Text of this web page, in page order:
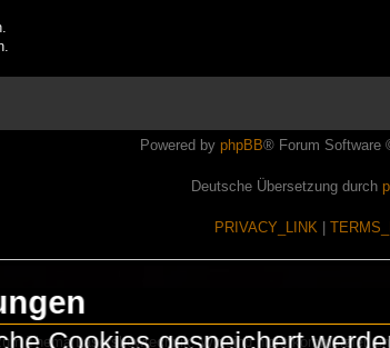
Powered by phpBB® Forum Software
Deutsche Übersetzung durch
PRIVACY_LINK
Thema Lasershowtechnik. Wir sind nicht kommerziell
Cookies gespeichert